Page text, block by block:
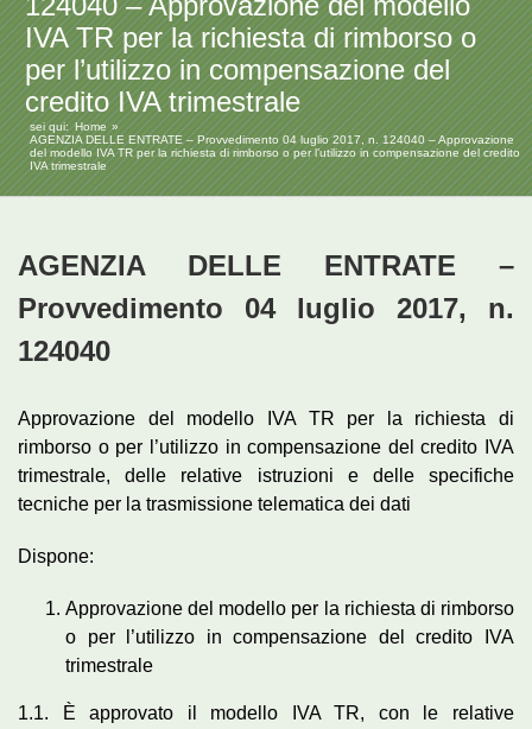
IVA TR per la richiesta di rimborso o
per l’utilizzo in compensazione del
credito IVA trimestrale
sei qui: Home
AGENZIA DELLE ENTRATE – Provvedimento 04 luglio 2017, n. 124040 – Approvazione
del modello IVA TR per la richiesta di rimborso o per l’utilizzo in compensazione del credito
IVA trimestrale
AGENZIA DELLE ENTRATE –
Provvedimento 04 luglio 2017, n.
124040
Approvazione del modello IVA TR per la richiesta di
rimborso o per l’utilizzo in compensazione del credito IVA
trimestrale, delle relative istruzioni e delle specifiche
tecniche per la trasmissione telematica dei dati
Dispone:
Approvazione del modello per la richiesta di rimborso
o per l’utilizzo in compensazione del credito IVA
trimestrale
1.1. È approvato il modello IVA TR, con le relative